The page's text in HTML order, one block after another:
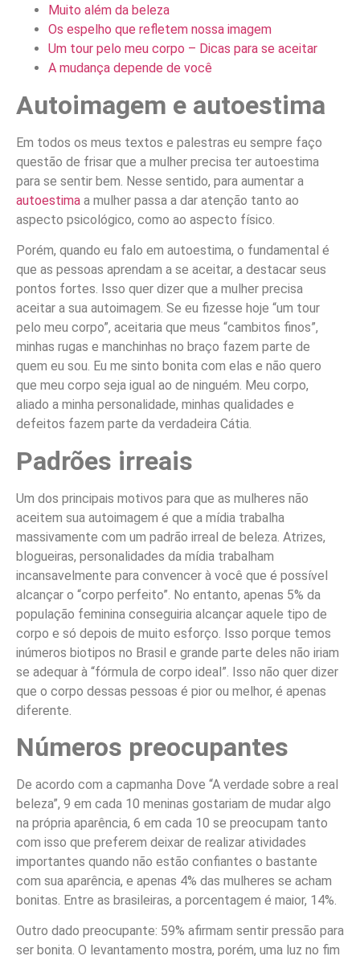
Muito além da beleza
Os espelho que refletem nossa imagem
Um tour pelo meu corpo – Dicas para se aceitar
A mudança depende de você
Autoimagem e autoestima
Em todos os meus textos e palestras eu sempre faço
questão de frisar que a mulher precisa ter autoestima
para se sentir bem. Nesse sentido, para aumentar a
autoestima a mulher passa a dar atenção tanto ao
aspecto psicológico, como ao aspecto físico.
Porém, quando eu falo em autoestima, o fundamental é
que as pessoas aprendam a se aceitar, a destacar seus
pontos fortes. Isso quer dizer que a mulher precisa
aceitar a sua autoimagem. Se eu fizesse hoje “um tour
pelo meu corpo”, aceitaria que meus “cambitos finos”,
minhas rugas e manchinhas no braço fazem parte de
quem eu sou. Eu me sinto bonita com elas e não quero
que meu corpo seja igual ao de ninguém. Meu corpo,
aliado a minha personalidade, minhas qualidades e
defeitos fazem parte da verdadeira Cátia.
Padrões irreais
Um dos principais motivos para que as mulheres não
aceitem sua autoimagem é que a mídia trabalha
massivamente com um padrão irreal de beleza. Atrizes,
blogueiras, personalidades da mídia trabalham
incansavelmente para convencer à você que é possível
alcançar o “corpo perfeito”. No entanto, apenas 5% da
população feminina conseguiria alcançar aquele tipo de
corpo e só depois de muito esforço. Isso porque temos
inúmeros biotipos no Brasil e grande parte deles não iriam
se adequar à “fórmula de corpo ideal”. Isso não quer dizer
que o corpo dessas pessoas é pior ou melhor, é apenas
diferente.
Números preocupantes
De acordo com a capmanha Dove “A verdade sobre a real
beleza”, 9 em cada 10 meninas gostariam de mudar algo
na própria aparência, 6 em cada 10 se preocupam tanto
com isso que preferem deixar de realizar atividades
importantes quando não estão confiantes o bastante
com sua aparência, e apenas 4% das mulheres se acham
bonitas. Entre as brasileiras, a porcentagem é maior, 14%.
Outro dado preocupante: 59% afirmam sentir pressão para
ser bonita. O levantamento mostra, porém, uma luz no fim